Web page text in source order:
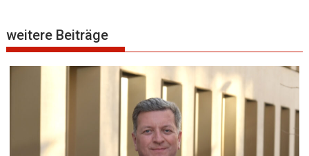
weitere Beiträge